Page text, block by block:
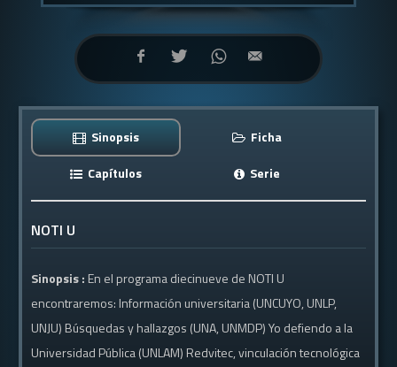
Sinopsis
Ficha
Capítulos
Serie
NOTI U
Sinopsis : En el programa diecinueve de NOTI U
encontraremos: Información universitaria (UNCUYO, UNLP,
UNJU) Búsquedas y hallazgos (UNA, UNMDP) Yo defiendo a la
Universidad Pública (UNLAM) Redvitec, vinculación tecnológica